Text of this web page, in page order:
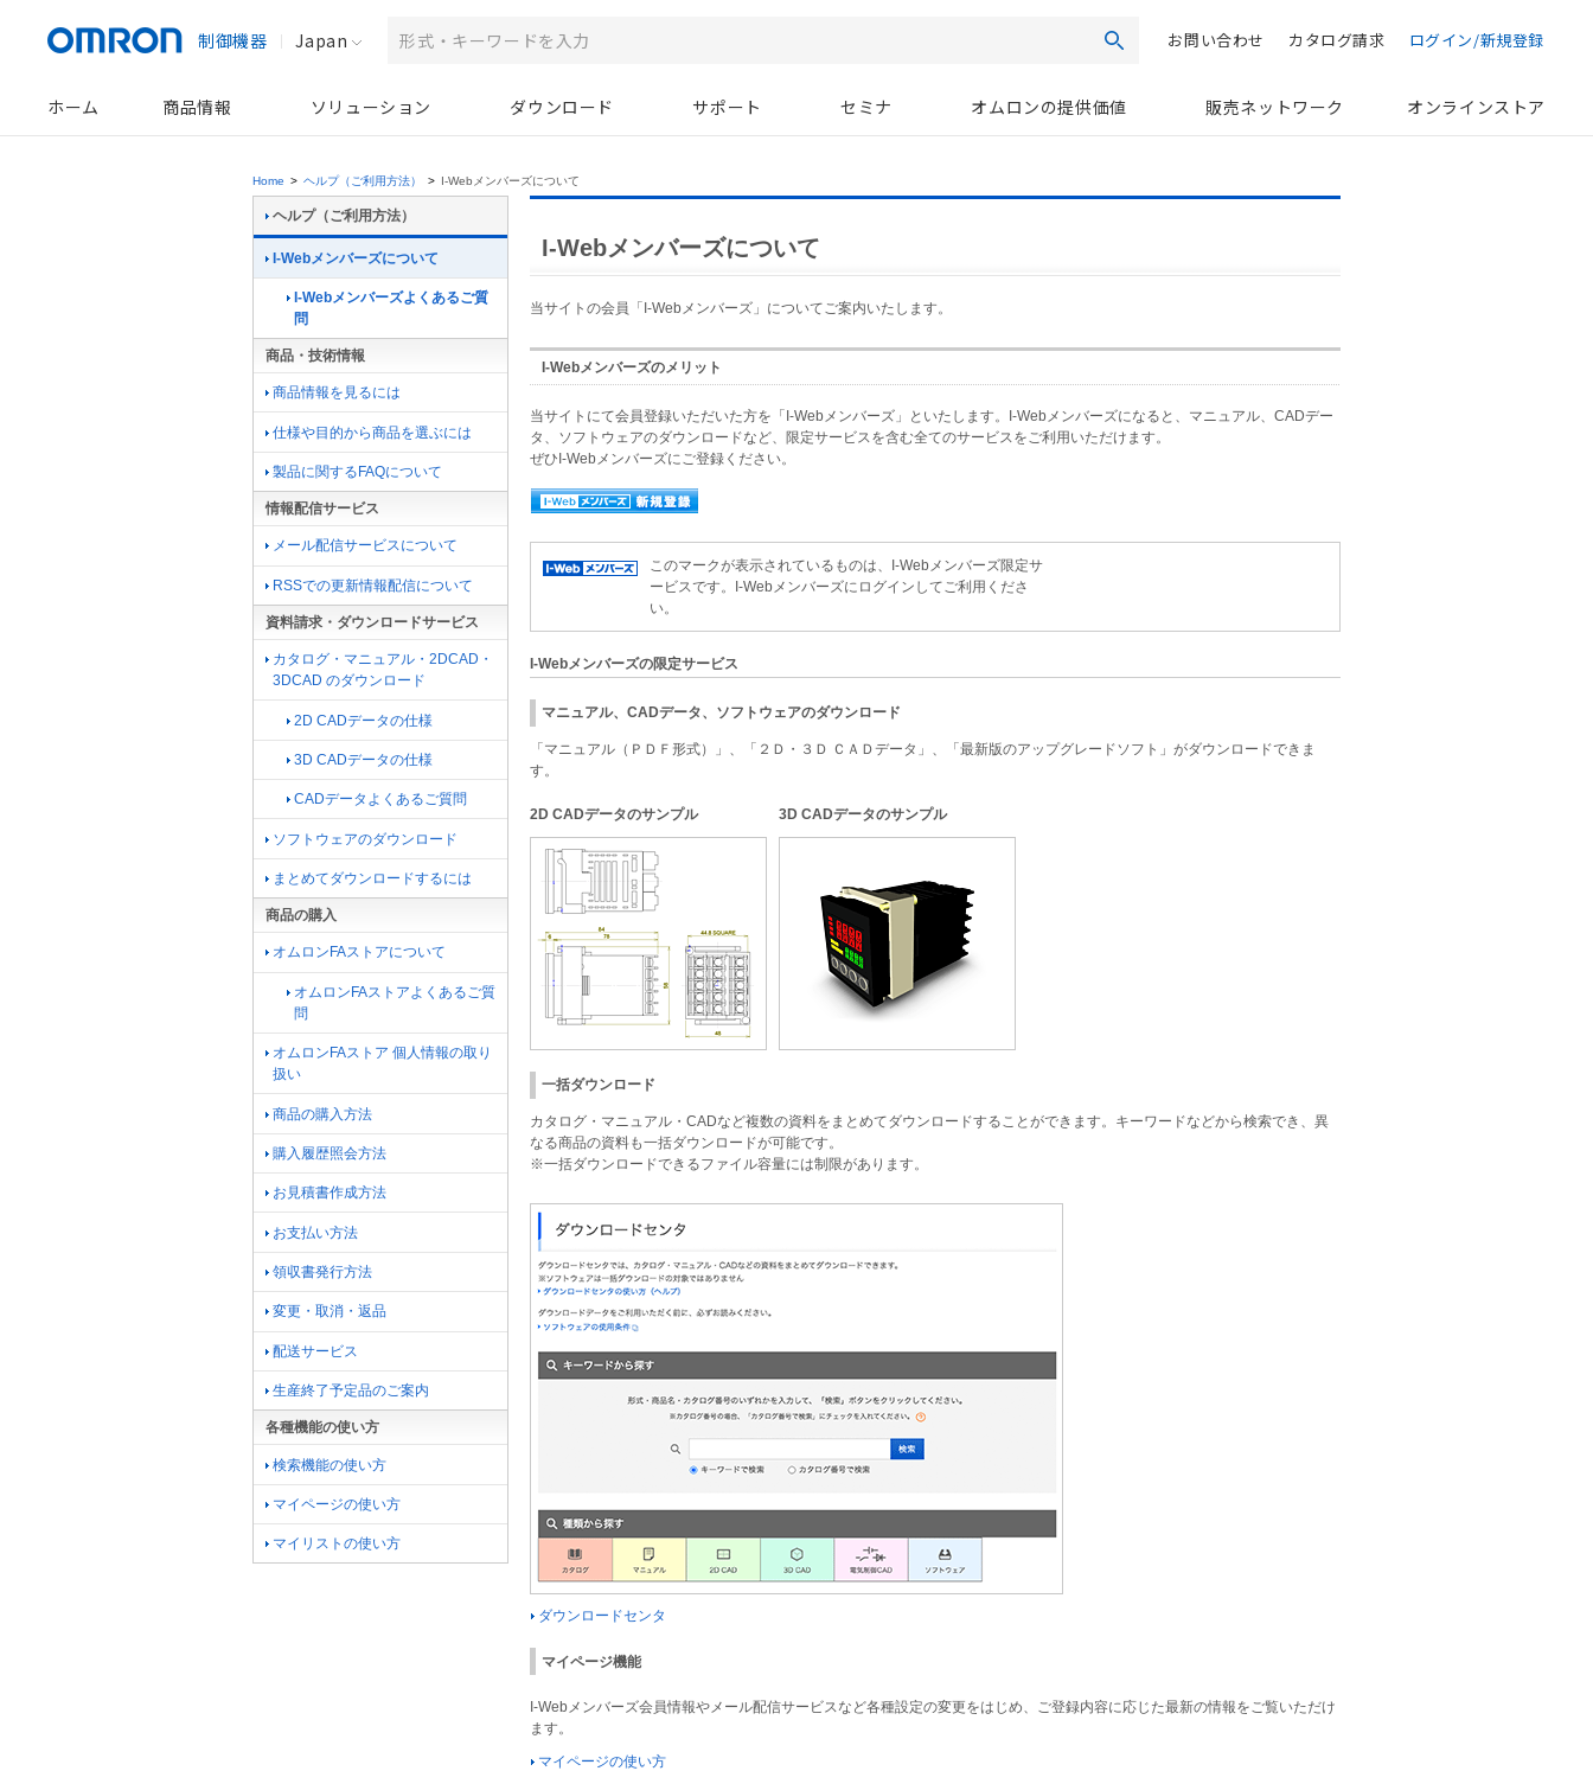
制御機器 Japan 検索お問い合わせ カタログ請求 ログイン/新規登録
ホーム 商品情報 ソリューション ダウンロード サポート セミナ オムロンの提供価値 販売ネットワーク オンラインストア
Home > ヘルプ（ご利用方法） > I-Webメンバーズについて
ヘルプ（ご利用方法）
I-Webメンバーズについて
I-Webメンバーズよくあるご質
問
商品・技術情報
商品情報を見るには
仕様や目的から商品を選ぶには
製品に関するFAQについて
情報配信サービス
メール配信サービスについて
RSSでの更新情報配信について
資料請求・ダウンロードサービス
カタログ・マニュアル・2DCAD・
3DCAD のダウンロード
2D CADデータの仕様
3D CADデータの仕様
CADデータよくあるご質問
ソフトウェアのダウンロード
まとめてダウンロードするには
商品の購入
オムロンFAストアについて
オムロンFAストアよくあるご質
問
オムロンFAストア 個人情報の取り
扱い
商品の購入方法
購入履歴照会方法
お見積書作成方法
お支払い方法
領収書発行方法
変更・取消・返品
配送サービス
生産終了予定品のご案内
各種機能の使い方
検索機能の使い方
マイページの使い方
マイリストの使い方
I-Webメンバーズについて
当サイトの会員「I-Webメンバーズ」についてご案内いたします。
I-Webメンバーズのメリット
当サイトにて会員登録いただいた方を「I-Webメンバーズ」といたします。I-Webメンバーズになると、マニュアル、CADデー
タ、ソフトウェアのダウンロードなど、限定サービスを含む全てのサービスをご利用いただけます。
ぜひI-Webメンバーズにご登録ください。
このマークが表示されているものは、I-Webメンバーズ限定サ
ービスです。I-Webメンバーズにログインしてご利用くださ
い。
I-Webメンバーズの限定サービス
マニュアル、CADデータ、ソフトウェアのダウンロード
「マニュアル（ＰＤＦ形式）」、「２Ｄ・３Ｄ ＣＡＤデータ」、「最新版のアップグレードソフト」がダウンロードできま
す。
2D CADデータのサンプル 3D CADデータのサンプル
一括ダウンロード
カタログ・マニュアル・CADなど複数の資料をまとめてダウンロードすることができます。キーワードなどから検索でき、異
なる商品の資料も一括ダウンロードが可能です。
※一括ダウンロードできるファイル容量には制限があります。
ダウンロードセンタ
マイページ機能
I-Webメンバーズ会員情報やメール配信サービスなど各種設定の変更をはじめ、ご登録内容に応じた最新の情報をご覧いただけ
ます。
マイページの使い方